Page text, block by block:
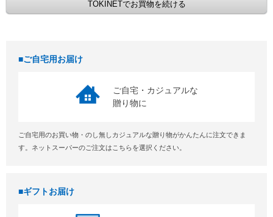
ご自宅用お届け
ご自宅・カジュアルな
贈り物に
ご自宅用のお買い物・のし無しカジュアルな贈り物がかんたんに注文できま
す。ネットスーパーのご注文はこちらを選択ください。
ギフトお届け